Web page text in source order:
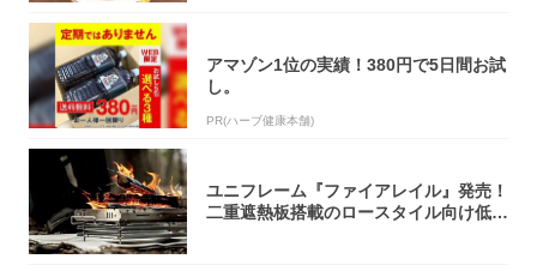
アマゾン1位の実績！380円で5日間お試
し。
PR(ハーブ健康本舗)
ユニフレーム『ファイアレイル』発売！
二重遮熱板搭載のロースタイル向け低型